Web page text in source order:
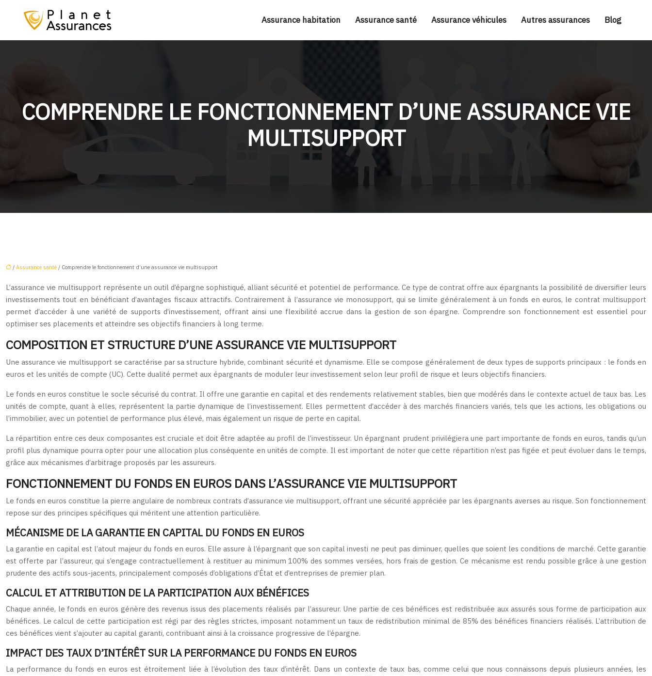
Assurance habitation Assurance santé Assurance véhicules Autres assurances Blog
COMPRENDRE LE FONCTIONNEMENT D’UNE ASSURANCE VIE
MULTISUPPORT
/ Assurance santé / Comprendre le fonctionnement d’une assurance vie multisupport
L’assurance vie multisupport représente un outil d’épargne sophistiqué, alliant sécurité et potentiel de performance. Ce type de contrat offre aux épargnants la possibilité de diversifier leurs
investissements tout en bénéficiant d’avantages fiscaux attractifs. Contrairement à l’assurance vie monosupport, qui se limite généralement à un fonds en euros, le contrat multisupport
permet d’accéder à une variété de supports d’investissement, offrant ainsi une flexibilité accrue dans la gestion de son épargne. Comprendre son fonctionnement est essentiel pour
optimiser ses placements et atteindre ses objectifs financiers à long terme.
COMPOSITION ET STRUCTURE D’UNE ASSURANCE VIE MULTISUPPORT
Une assurance vie multisupport se caractérise par sa structure hybride, combinant sécurité et dynamisme. Elle se compose généralement de deux types de supports principaux : le fonds en
euros et les unités de compte (UC). Cette dualité permet aux épargnants de moduler leur investissement selon leur profil de risque et leurs objectifs financiers.
Le fonds en euros constitue le socle sécurisé du contrat. Il offre une garantie en capital et des rendements relativement stables, bien que modérés dans le contexte actuel de taux bas. Les
unités de compte, quant à elles, représentent la partie dynamique de l’investissement. Elles permettent d’accéder à des marchés financiers variés, tels que les actions, les obligations ou
l’immobilier, avec un potentiel de performance plus élevé, mais également un risque de perte en capital.
La répartition entre ces deux composantes est cruciale et doit être adaptée au profil de l’investisseur. Un épargnant prudent privilégiera une part importante de fonds en euros, tandis qu’un
profil plus dynamique pourra opter pour une allocation plus conséquente en unités de compte. Il est important de noter que cette répartition n’est pas figée et peut évoluer dans le temps,
grâce aux mécanismes d’arbitrage proposés par les assureurs.
FONCTIONNEMENT DU FONDS EN EUROS DANS L’ASSURANCE VIE MULTISUPPORT
Le fonds en euros constitue la pierre angulaire de nombreux contrats d’assurance vie multisupport, offrant une sécurité appréciée par les épargnants averses au risque. Son fonctionnement
repose sur des principes spécifiques qui méritent une attention particulière.
MÉCANISME DE LA GARANTIE EN CAPITAL DU FONDS EN EUROS
La garantie en capital est l’atout majeur du fonds en euros. Elle assure à l’épargnant que son capital investi ne peut pas diminuer, quelles que soient les conditions de marché. Cette garantie
est offerte par l’assureur, qui s’engage contractuellement à restituer au minimum 100% des sommes versées, hors frais de gestion. Ce mécanisme est rendu possible grâce à une gestion
prudente des actifs sous-jacents, principalement composés d’obligations d’État et d’entreprises de premier plan.
CALCUL ET ATTRIBUTION DE LA PARTICIPATION AUX BÉNÉFICES
Chaque année, le fonds en euros génère des revenus issus des placements réalisés par l’assureur. Une partie de ces bénéfices est redistribuée aux assurés sous forme de participation aux
bénéfices. Le calcul de cette participation est régi par des règles strictes, imposant notamment un taux de redistribution minimal de 85% des bénéfices financiers réalisés. L’attribution de
ces bénéfices vient s’ajouter au capital garanti, contribuant ainsi à la croissance progressive de l’épargne.
IMPACT DES TAUX D’INTÉRÊT SUR LA PERFORMANCE DU FONDS EN EUROS
La performance du fonds en euros est étroitement liée à l’évolution des taux d’intérêt. Dans un contexte de taux bas, comme celui que nous connaissons depuis plusieurs années, les